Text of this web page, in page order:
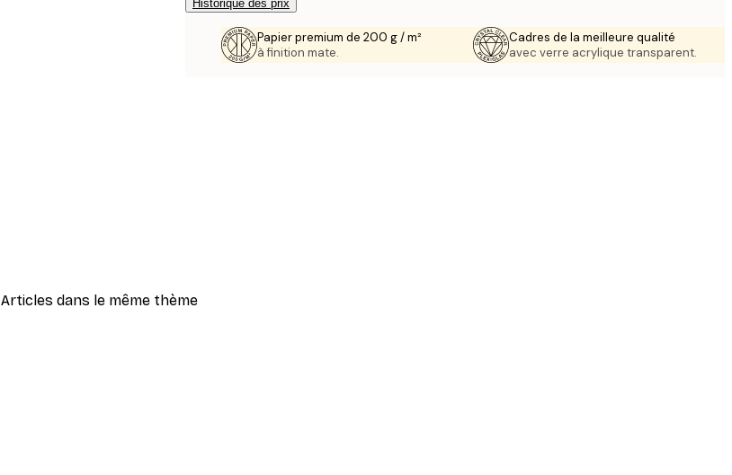
Historique des prix
Papier premium de 200 g / m²
à finition mate.
Cadres de la meilleure qualité
avec verre acrylique transparent.
Articles dans le même thème